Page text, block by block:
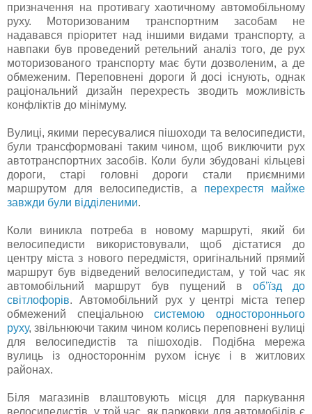
призначення на противагу хаотичному автомобільному
руху. Моторизованим транспортним засобам не
надавався пріоритет над іншими видами транспорту, а
навпаки був проведений ретельний аналіз того, де рух
моторизованого транспорту має бути дозволеним, а де
обмеженим. Переповнені дороги й досі існують, однак
раціональний дизайн перехресть зводить можливість
конфліктів до мінімуму.
Вулиці, якими пересувалися пішоходи та велосипедисти,
були трансформовані таким чином, щоб виключити рух
автотранспортних засобів. Коли були збудовані кільцеві
дороги, старі головні дороги стали приємними
маршрутом для велосипедистів, а перехрестя майже
завжди були відділеними.
Коли виникла потреба в новому маршруті, який би
велосипедисти використовували, щоб дістатися до
центру міста з нового передмістя, оригінальний прямий
маршрут був відведений велосипедистам, у той час як
автомобільний маршрут був пущений в об’їзд до
світлофорів. Автомобільний рух у центрі міста тепер
обмежений спеціальноюсистемою одностороннього
руху, звільнюючи таким чином колись переповнені вулиці
для велосипедистів та пішоходів. Подібна мережа
вулиць із одностороннім рухом існує і в житлових
районах.
Біля магазинів влаштовують місця для паркування
велосипедистів, у той час, як парковки для автомобілів є